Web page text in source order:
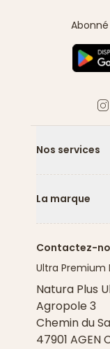
Nos services
La marque
Contactez-
Ultra Premium
Natura Plus
Agropole 3
Chemin du
47901 AGEN